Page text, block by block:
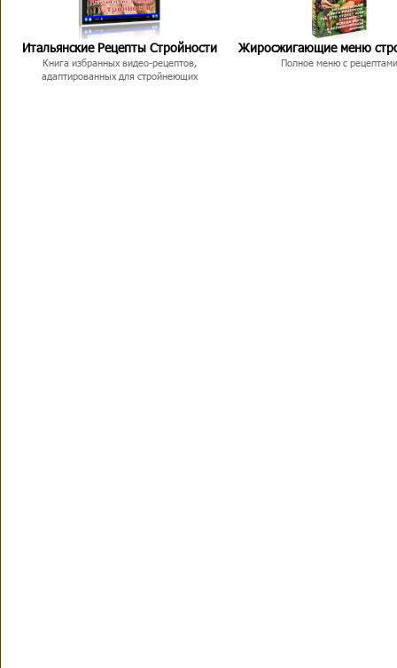
Итальянские Рецепты Стройности
Книга избранных видео-рецептов,
адаптированных для стройнеющих
Жиросжигающие меню
Полное меню с рецептами